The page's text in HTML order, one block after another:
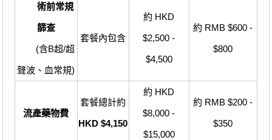
術前常規
篩查
(含B超/超
聲波、血常規)
套餐內包含
約 HKD
$2,500 -
$4,500
約 RMB $600 -
$800
流產藥物費
套餐總計約
HKD $4,150
約 HKD
$8,000 -
$15,000
約 RMB $200 -
$350